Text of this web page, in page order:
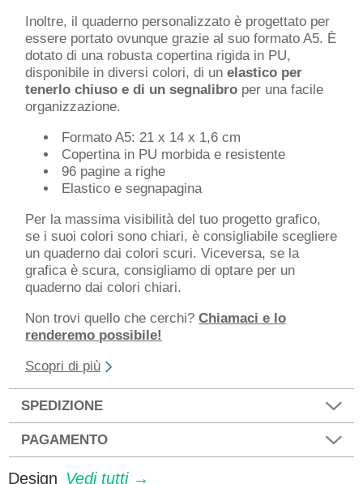
Inoltre, il quaderno personalizzato è progettato per
essere portato ovunque grazie al suo formato A5. È
dotato di una robusta copertina rigida in PU,
disponibile in diversi colori, di unelastico per
tenerlo chiuso e di un segnalibro per una facile
organizzazione.
Formato A5: 21 x 14 x 1,6 cm
Copertina in PU morbida e resistente
96 pagine a righe
Elastico e segnapagina
Per la massima visibilità del tuo progetto grafico,
se i suoi colori sono chiari, è consigliabile scegliere
un quaderno dai colori scuri. Viceversa, se la
grafica è scura, consigliamo di optare per un
quaderno dai colori chiari.
Non trovi quello che cerchi?Chiamaci e lo
renderemo possibile!
Scopri di più
SPEDIZIONE
PAGAMENTO
Design Vedi tutti →